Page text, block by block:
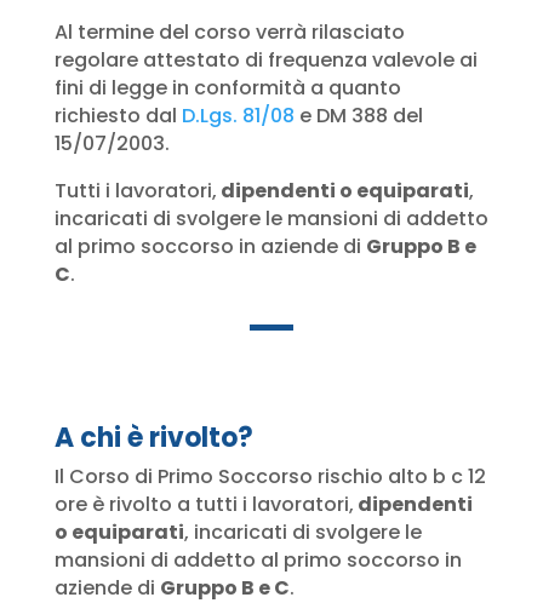
Al termine del corso verrà rilasciato
regolare attestato di frequenza valevole ai
fini di legge in conformità a quanto
richiesto dal D.Lgs. 81/08 e DM 388 del
15/07/2003.
Tutti i lavoratori, dipendenti o equiparati,
incaricati di svolgere le mansioni di addetto
al primo soccorso in aziende di Gruppo B e
C.
A chi è rivolto?
Il Corso di Primo Soccorso rischio alto b c 12
ore è rivolto a tutti i lavoratori, dipendenti
o equiparati, incaricati di svolgere le
mansioni di addetto al primo soccorso in
aziende di Gruppo B e C.